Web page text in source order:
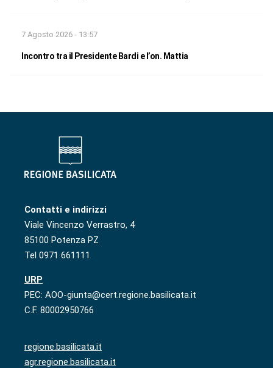
7 Agosto 2026 - 13:57
Incontro tra il Presidente Bardi e l’on. Mattia
Contatti e indirizzi
Viale Vincenzo Verrastro, 4
85100 Potenza PZ
Tel 0971 661111
URP
PEC: AOO-giunta@cert.regione.basilicata.it
C.F. 80002950766
regione.basilicata.it
agr.regione.basilicata.it